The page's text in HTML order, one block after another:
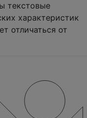
текстовые
характеристик
отличаться от